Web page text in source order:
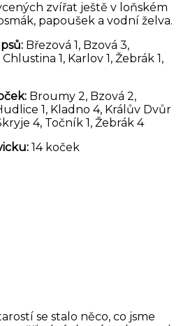
zvířat ještě v loňském
papoušek a vodní želva.
Březová 1, Bzová 3,
1, Karlov 1, Žebrák 1,
Broumy 2, Bzová 2,
1, Kladno 4, Králův Dvůr
4, Točník 1, Žebrák 4
14 koček
se stalo něco, co jsme